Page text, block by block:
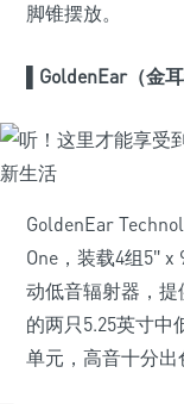
脚锥摆放。
GoldenEar（金
GoldenEar
One，装载4组5″
动低音辐射器，
的两只5.25英寸中
单元，高音十分出